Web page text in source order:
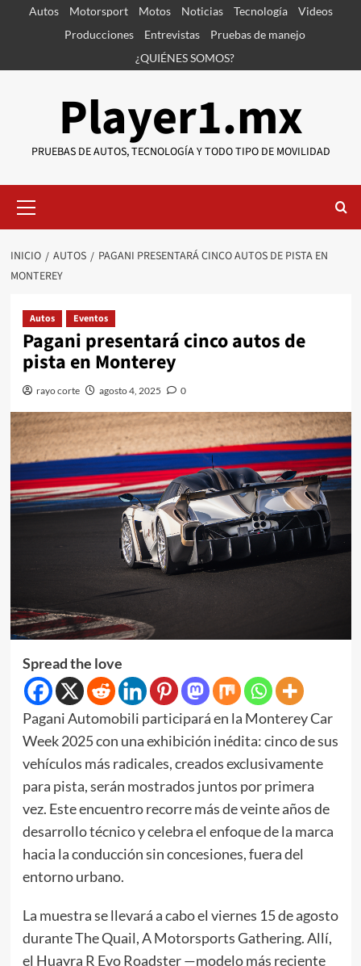
SaltarAutos Motorsport Motos Noticias Tecnología
Videos
Producciones
Entrevistas
Pruebas de manejo
¿QUIÉNES SOMOS?
Player1.mx
PRUEBAS DE AUTOS, TECNOLOGÍA Y TODO TIPO DE MOVILIDAD
primario
INICIO AUTOS
PAGANI PRESENTARÁ CINCO AUTOS DE PISTA EN
MONTEREY
Autos Eventos
Pagani presentará cinco autos de
pista en Monterey
rayo corte agosto 4, 2025 0
Spread the love
Pagani Automobili participará en la Monterey Car
Week 2025 con una exhibición inédita: cinco de sus
vehículos más radicales, creados exclusivamente
para pista, serán mostrados juntos por primera
vez. Este encuentro recorre más de veinte años de
desarrollo técnico y celebra el enfoque de la marca
hacia la conducción sin concesiones, fuera del
entorno urbano.
La muestra se llevará a cabo el viernes 15 de agosto
durante The Quail, A Motorsports Gathering. Allí,
el Huayra R Evo Roadster —modelo más reciente